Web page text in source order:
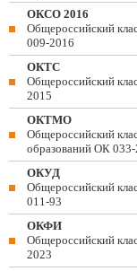
ОКСО 2016
Общероссийский
009-2016
ОКТС
Общероссийский
2015
ОКТМО
Общероссийский
образований ОК
ОКУД
Общероссийский
011-93
ОКФИ
Общероссийский
2023